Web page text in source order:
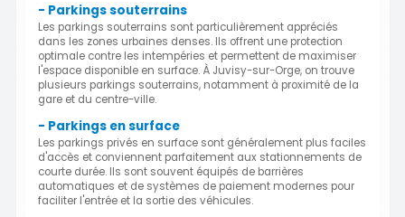
- Parkings souterrains
Les parkings souterrains sont particulièrement appréciés
dans les zones urbaines denses. Ils offrent une protection
optimale contre les intempéries et permettent de maximiser
l'espace disponible en surface. À Juvisy-sur-Orge, on trouve
plusieurs parkings souterrains, notamment à proximité de la
gare et du centre-ville.
- Parkings en surface
Les parkings privés en surface sont généralement plus faciles
d'accès et conviennent parfaitement aux stationnements de
courte durée. Ils sont souvent équipés de barrières
automatiques et de systèmes de paiement modernes pour
faciliter l'entrée et la sortie des véhicules.